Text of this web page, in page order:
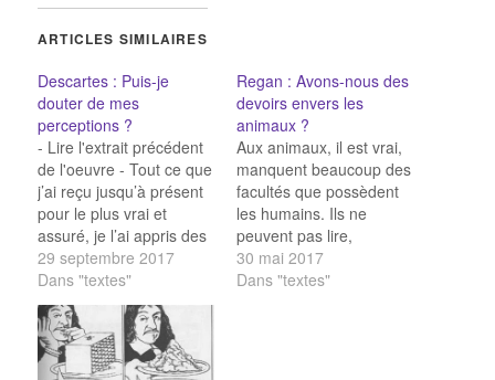
ARTICLES SIMILAIRES
Descartes : Puis-je
douter de mes
perceptions ?
- Lire l'extrait précédent
de l'oeuvre - Tout ce que
j’ai reçu jusqu’à présent
pour le plus vrai et
assuré, je l’ai appris des
sens, ou par les sens :
or j’ai quelquefois
éprouvé que ces sens
étaient trompeurs, et il
est de la prudence de ne
se fier jamais…
29 septembre 2017
Dans "textes"
Regan : Avons-nous des
devoirs envers les
animaux ?
Aux animaux, il est vrai,
manquent beaucoup des
facultés que possèdent
les humains. Ils ne
peuvent pas lire,
s’adonner aux
mathématiques
30 mai 2017
Dans "textes"